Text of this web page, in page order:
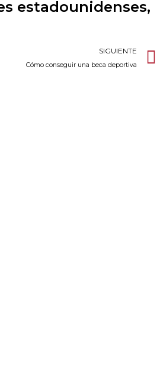
estadounidenses,
SIGUIENTE
Cómo conseguir una beca deportiva